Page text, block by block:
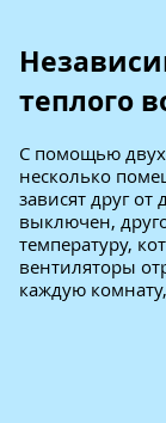
теплого
С помощью
несколько
зависят друг
выключен,
температуру,
вентиляторы
каждую